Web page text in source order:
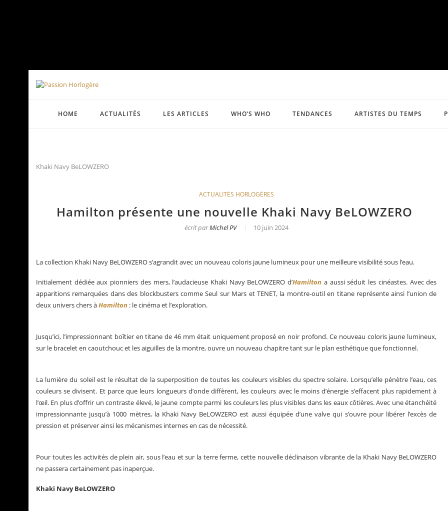
HOME ACTUALITÉS LES ARTICLES WHO’S WHO TENDANCES ARTISTES DU TEMPS
Khaki Navy BeLOWZERO
ACTUALITÉS HORLOGÈRES
Hamilton présente une nouvelle Khaki Navy BeLOWZERO
écrit parMichel PV 10 juin 2024
La collection Khaki Navy BeLOWZERO s’agrandit avec un nouveau coloris jaune lumineux pour une meilleure visibilité sous l’eau.
Initialement dédiée aux pionniers des mers, l’audacieuse Khaki Navy BeLOWZERO d’Hamilton a aussi séduit les cinéastes. Avec des
apparitions remarquées dans des blockbusters comme Seul sur Mars et TENET, la montre-outil en titane représente ainsi l’union de
deux univers chers àHamilton : le cinéma et l’exploration.
Jusqu’ici, l’impressionnant boîtier en titane de 46 mm était uniquement proposé en noir profond. Ce nouveau coloris jaune lumineux,
sur le bracelet en caoutchouc et les aiguilles de la montre, ouvre un nouveau chapitre tant sur le plan esthétique que fonctionnel.
La lumière du soleil est le résultat de la superposition de toutes les couleurs visibles du spectre solaire. Lorsqu’elle pénètre l’eau, ces
couleurs se divisent. Et parce que leurs longueurs d’onde diffèrent, les couleurs avec le moins d’énergie s’effacent plus rapidement à
l’œil. En plus d’offrir un contraste élevé, le jaune compte parmi les couleurs les plus visibles dans les eaux côtières. Avec une étanchéité
impressionnante jusqu’à 1000 mètres, la Khaki Navy BeLOWZERO est aussi équipée d’une valve qui s’ouvre pour libérer l’excès de
pression et préserver ainsi les mécanismes internes en cas de nécessité.
Pour toutes les activités de plein air, sous l’eau et sur la terre ferme, cette nouvelle déclinaison vibrante de la Khaki Navy BeLOWZERO
ne passera certainement pas inaperçue.
Khaki Navy BeLOWZERO
de Grégory Pons La Santos de Cartier Le business des montres en 2025